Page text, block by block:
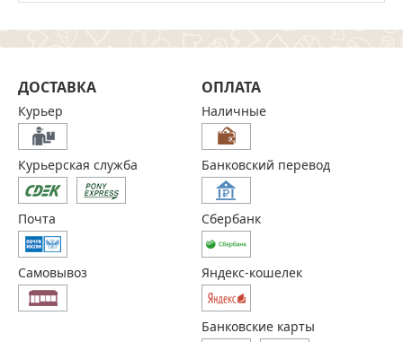
ДОСТАВКА
Курьер
Курьерская служба
Почта
Самовывоз
ОПЛАТА
Наличные
Банковский перевод
Сбербанк
Яндекс-кошелек
Банковские карты